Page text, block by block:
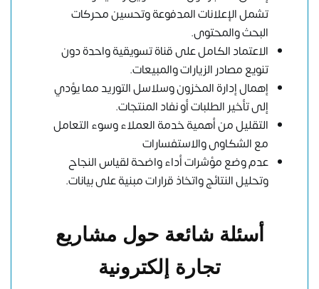
تشمل الإعلانات المدفوعة وتحسين محركات
البحث والمحتوى.
الاعتماد الكامل على قناة تسويقية واحدة دون
تنويع مصادر الزيارات والمبيعات.
إهمال إدارة المخزون وسلاسل التوريد مما يؤدي
إلى تأخير الطلبات أو نفاد المنتجات.
التقليل من أهمية خدمة العملاء وسوء التعامل
مع الشكاوى والاستفسارات
عدم وضع مؤشرات أداء واضحة لقياس النجاح
وتحليل النتائج واتخاذ قرارات مبنية على بيانات.
أسئلة شائعة حول مشاريع
تجارة إلكترونية